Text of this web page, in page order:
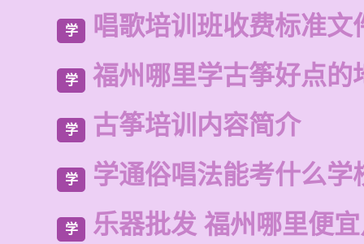
学 唱歌培训班收费标准文
学 福州哪里学古筝好点的
学 古筝培训内容简介
学 学通俗唱法能考什么学
学 乐器批发 福州哪里便